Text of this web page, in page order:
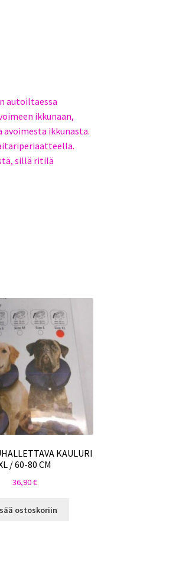
autoiltaessa
ikkunaan,
ikkunasta.
sillä ritilä
KAULURI
/ 60-80 CM
36,90€
ostoskoriin